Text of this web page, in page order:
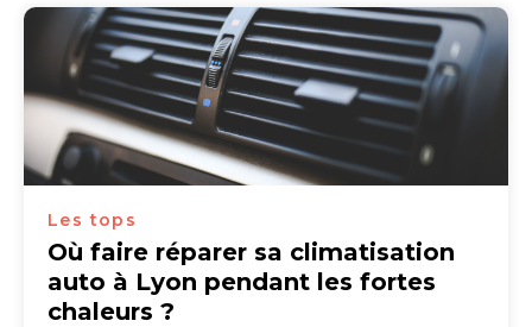
Les tops
Où faire réparer sa climatisation
auto à Lyon pendant les fortes
chaleurs ?